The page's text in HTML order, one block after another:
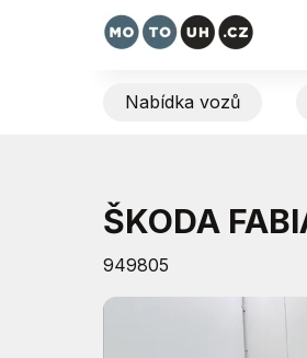
Nabídka vozů
ŠKODA
949805